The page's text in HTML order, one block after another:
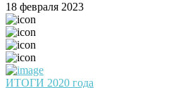
18 февраля 2023
ИТОГИ 2020 года